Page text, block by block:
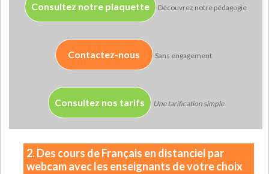
Consultez notre plaquette Découvrez notre pédagogie
Contactez-nous Sans engagement
Consultez nos tarifs Une tarification simple
2. Des cours de Français en distanciel par
webcam avec les enseignants de votre choix